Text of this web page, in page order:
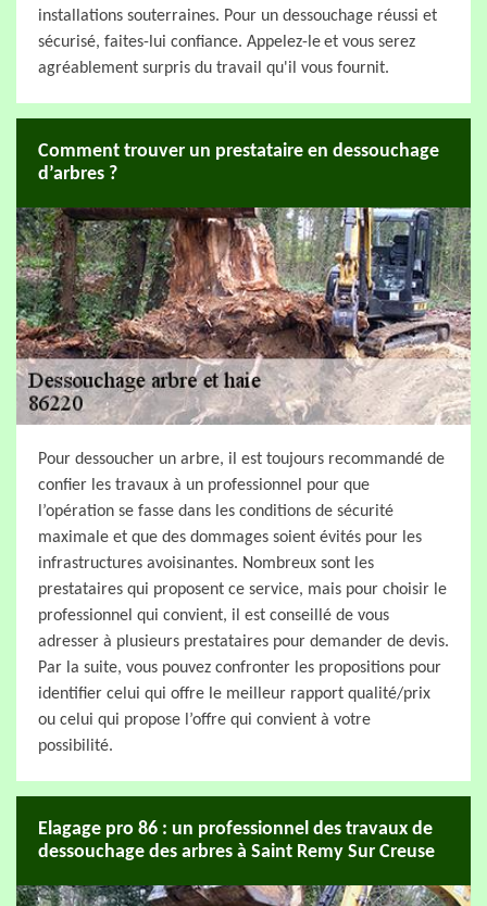
installations souterraines. Pour un dessouchage réussi et
sécurisé, faites-lui confiance. Appelez-le et vous serez
agréablement surpris du travail qu'il vous fournit.
Comment trouver un prestataire en dessouchage
d’arbres ?
Pour dessoucher un arbre, il est toujours recommandé de
confier les travaux à un professionnel pour que
l’opération se fasse dans les conditions de sécurité
maximale et que des dommages soient évités pour les
infrastructures avoisinantes. Nombreux sont les
prestataires qui proposent ce service, mais pour choisir le
professionnel qui convient, il est conseillé de vous
adresser à plusieurs prestataires pour demander de devis.
Par la suite, vous pouvez confronter les propositions pour
identifier celui qui offre le meilleur rapport qualité/prix
ou celui qui propose l’offre qui convient à votre
possibilité.
Elagage pro 86 : un professionnel des travaux de
dessouchage des arbres à Saint Remy Sur Creuse